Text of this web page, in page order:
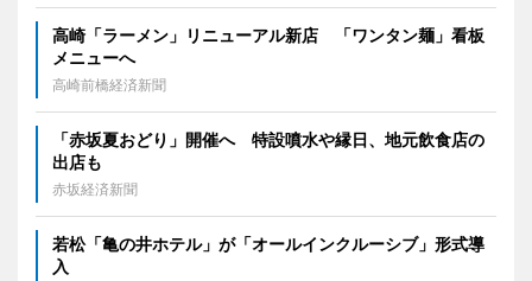
高崎「ラーメン」リニューアル新店 「ワンタン麺」看板
メニューへ
高崎前橋経済新聞
「赤坂夏おどり」開催へ 特設噴水や縁日、地元飲食店の
出店も
赤坂経済新聞
若松「亀の井ホテル」が「オールインクルーシブ」形式導
入